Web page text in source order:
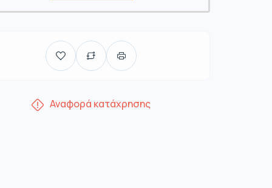
Αναφορά κατάχρησης